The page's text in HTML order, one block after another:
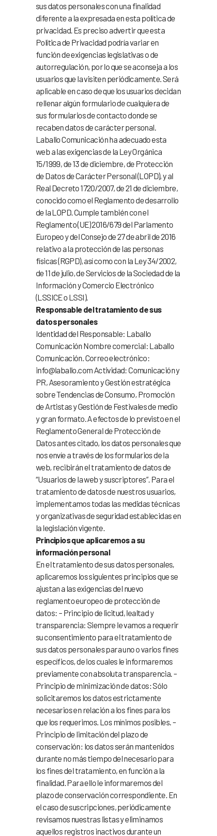
sus datos personales con una finalidad
diferente a la expresada en esta política de
privacidad. Es preciso advertir que esta
Política de Privacidad podría variar en
función de exigencias legislativas o de
autorregulación, por lo que se aconseja a los
usuarios que la visiten periódicamente. Será
aplicable en caso de que los usuarios decidan
rellenar algún formulario de cualquiera de
sus formularios de contacto donde se
recaben datos de carácter personal.
Laballo Comunicación ha adecuado esta
web a las exigencias de la Ley Orgánica
15/1999, de 13 de diciembre, de Protección
de Datos de Carácter Personal (LOPD), y al
Real Decreto 1720/2007, de 21 de diciembre,
conocido como el Reglamento de desarrollo
de la LOPD. Cumple también con el
Reglamento (UE) 2016/679 del Parlamento
Europeo y del Consejo de 27 de abril de 2016
relativo a la protección de las personas
físicas (RGPD), así como con la Ley 34/2002,
de 11 de julio, de Servicios de la Sociedad de la
Información y Comercio Electrónico
(LSSICE o LSSI).
Responsable del tratamiento de sus
datos personales
Identidad del Responsable: Laballo
Comunicación Nombre comercial: Laballo
Comunicación. Correo electrónico:
info@laballo.com Actividad: Comunicación y
PR, Asesoramiento y Gestión estratégica
sobre Tendencias de Consumo, Promoción
de Artistas y Gestión de Festivales de medio
y gran formato. A efectos de lo previsto en el
Reglamento General de Protección de
Datos antes citado, los datos personales que
nos envíe a través de los formularios de la
web, recibirán el tratamiento de datos de
“Usuarios de la web y suscriptores”. Para el
tratamiento de datos de nuestros usuarios,
implementamos todas las medidas técnicas
y organizativas de seguridad establecidas en
la legislación vigente.
Principios que aplicaremos a su
información personal
En el tratamiento de sus datos personales,
aplicaremos los siguientes principios que se
ajustan a las exigencias del nuevo
reglamento europeo de protección de
datos: – Principio de licitud, lealtad y
transparencia: Siempre le vamos a requerir
su consentimiento para el tratamiento de
sus datos personales para uno o varios fines
específicos, de los cuales le informaremos
previamente con absoluta transparencia. –
Principio de minimización de datos: Sólo
solicitaremos los datos estrictamente
necesarios en relación a los fines para los
que los requerimos. Los mínimos posibles. –
Principio de limitación del plazo de
conservación: los datos serán mantenidos
durante no más tiempo del necesario para
los fines del tratamiento, en función a la
finalidad. Para ello le informaremos del
plazo de conservación correspondiente. En
el caso de suscripciones, periódicamente
revisamos nuestras listas y eliminamos
aquellos registros inactivos durante un